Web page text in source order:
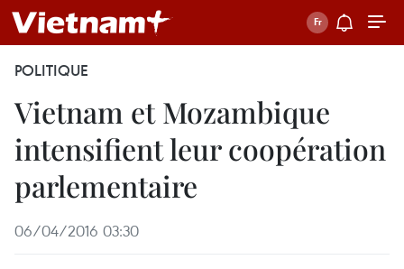
POLITIQUE
Vietnam et Mozambique
intensifient leur coopération
parlementaire
06/04/2016 03:30